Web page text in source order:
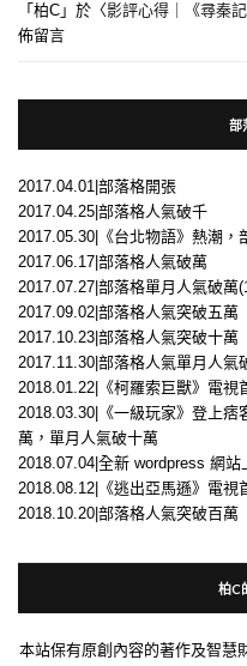
「 柏C 」於〈影評心得｜《尋秦
佈留言
部
2017.04.01|部落格開張
2017.04.25|部落格人氣破千
2017.05.30|《台北物語》熱潮，
2017.06.17|部落格人氣破萬
2017.07.27|部落格單月人氣破萬
2017.09.02|部落格人氣突破五萬
2017.10.23|部落格人氣突破十萬
2017.11.30|部落格人氣單月人氣
2018.01.22|《柯羅索巨獸》電視
2018.03.30|《一級玩家》登上
萬，單月人氣破十萬
2018.07.04|全新 wordpress 網站
2018.08.12|《逃出亞馬遜》電視
2018.10.20|部落格人氣突破百萬
柏C
本站保有原創內容的著作及智慧